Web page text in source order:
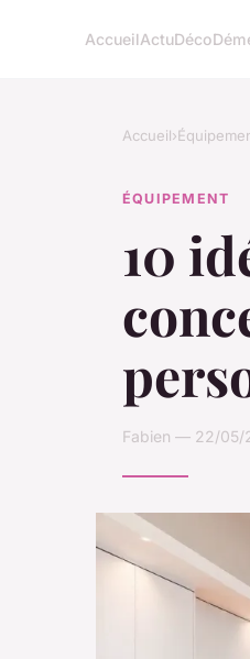
AccueilActuDéco
Accueil›
ÉQUIPEMENT
10
Fabien — 22/05/